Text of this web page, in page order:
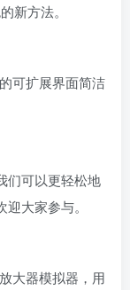
新方法。
可扩展界面简洁
们可以更轻松地
大家参与。
大器模拟器，用